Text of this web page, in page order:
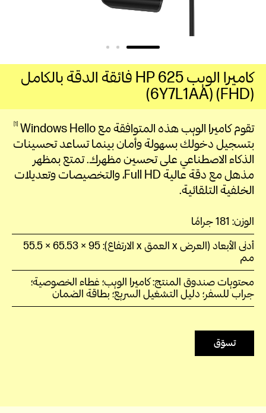
تقوم كاميرا الويب هذه المتوافقة مع Windows Hello
1
بتسجيل دخولك بسهولة وأمان بينما تساعد تحسينات
الذكاء الاصطناعي على تحسين مظهرك. تمتع بمظهر
مذهل مع دقة عالية Full HD، والتخصيصات وتعديلات
الخلفية التلقائية.
الوزن: 181 جرامًا
أدنى الأبعاد (العرض x العمق x الارتفاع): 95 × 65.53 × 55.5
مم
محتويات صندوق المنتج: كاميرا الويب؛ غطاء الخصوصية؛
جراب للسفر؛ دليل التشغيل السريع؛ بطاقة الضمان
تسوّق
كاميرا الويب HP 625 فائقة الدقة بالكامل
(FHD) (6Y7L1AA)